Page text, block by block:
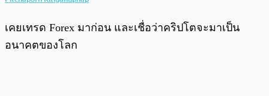
เคยเทรด Forex มาก่อน และเชื่อว่าคริปโตจะมาเป็น
อนาคตของโลก